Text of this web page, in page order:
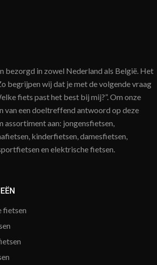
bezorgd in zowel Nederland als België. Het
begrijpen wij dat je met de volgende vraag
fiets past het best bij mij?”. Om onze
van een doeltreffend antwoord op deze
assortiment aan: jongensfietsen,
kinderfietsen, damesfietsen,
en elektrische fietsen.
fietsen